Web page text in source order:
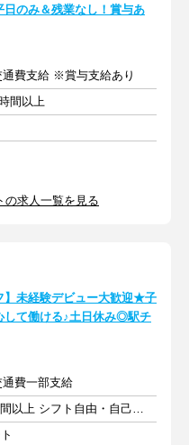
のみ＆残業なし！賞与あ
通費支給 ※賞与支給あり
間以上
の求人一覧を見る
】未経験デビュー大歓迎★子
して働ける♪土日休み◎駅チ
費一部支給
週3日以上 1日5時間以上 シフト自由・自己申告